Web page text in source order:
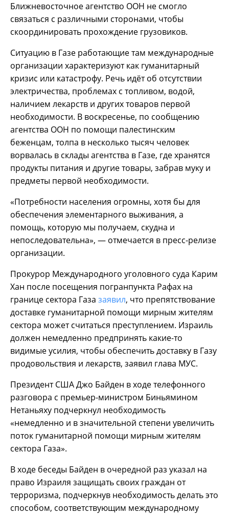
Ближневосточное агентство ООН не смогло
связаться с различными сторонами, чтобы
скоординировать прохождение грузовиков.
Ситуацию в Газе работающие там международные
организации характеризуют как гуманитарный
кризис или катастрофу. Речь идёт об отсутствии
электричества, проблемах с топливом, водой,
наличием лекарств и других товаров первой
необходимости. В воскресенье, по сообщению
агентства ООН по помощи палестинским
беженцам, толпа в несколько тысяч человек
ворвалась в склады агентства в Газе, где хранятся
продукты питания и другие товары, забрав муку и
предметы первой необходимости.
«Потребности населения огромны, хотя бы для
обеспечения элементарного выживания, а
помощь, которую мы получаем, скудна и
непоследовательна», — отмечается в пресс-релизе
организации.
Прокурор Международного уголовного суда Карим
Хан после посещения погранпункта Рафах на
границе сектора Газа заявил, что препятствование
доставке гуманитарной помощи мирным жителям
сектора может считаться преступлением. Израиль
должен немедленно предпринять какие-то
видимые усилия, чтобы обеспечить доставку в Газу
продовольствия и лекарств, заявил глава МУС.
Президент США Джо Байден в ходе телефонного
разговора с премьер-министром Биньямином
Нетаньяху подчеркнул необходимость
«немедленно и в значительной степени увеличить
поток гуманитарной помощи мирным жителям
сектора Газа».
В ходе беседы Байден в очередной раз указал на
право Израиля защищать своих граждан от
терроризма, подчеркнув необходимость делать это
способом, соответствующим международному